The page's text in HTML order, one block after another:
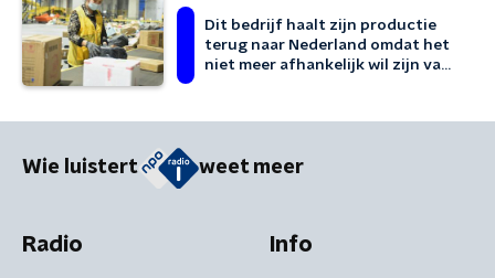
Dit bedrijf haalt zijn productie
terug naar Nederland omdat het
niet meer afhankelijk wil zijn van
Wie luistert weet meer
Radio Info